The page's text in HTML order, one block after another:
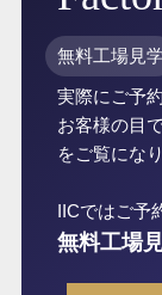
無料工場見学
実際にご予
お客様の目
をご覧にな
IICではご予
無料工場